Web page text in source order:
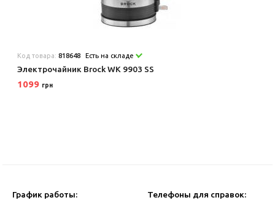
Код товара:818648 Есть на складе
Электрочайник Brock WK 9903 SS
1099 грн
График работы: Телефоны для справок: